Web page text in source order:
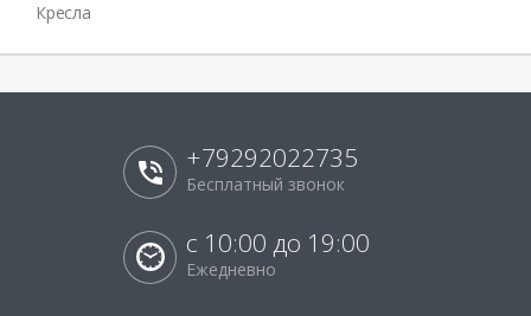
Кресла
+79292022735
Бесплатный звонок
с 10:00 до 19:00
Ежедневно